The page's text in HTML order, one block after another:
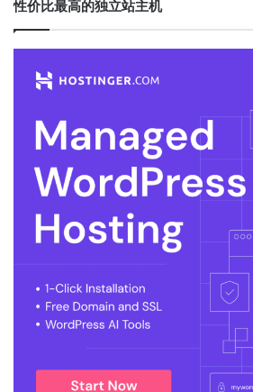
性价比最高的独立站主机